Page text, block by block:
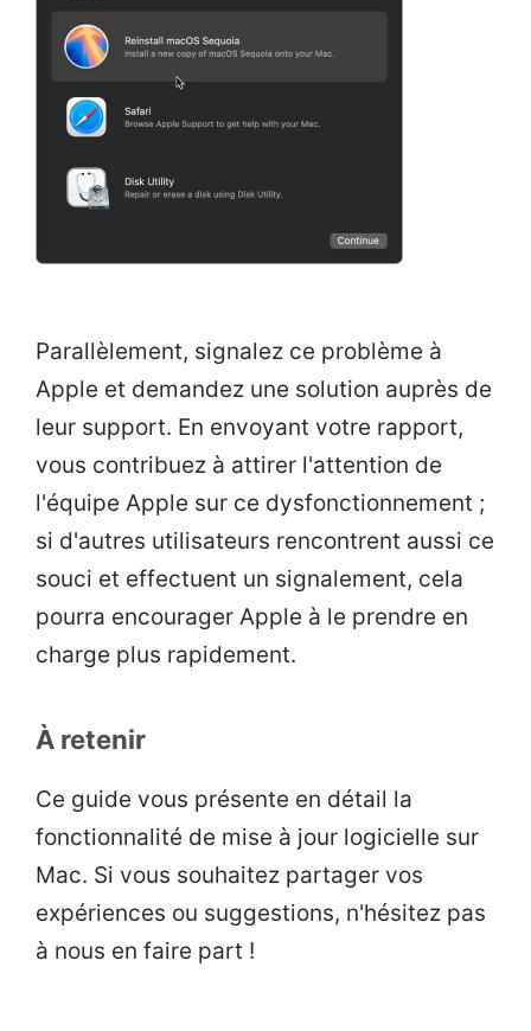
Parallèlement, signalez ce problème à
Apple et demandez une solution auprès de
leur support. En envoyant votre rapport,
vous contribuez à attirer l'attention de
l'équipe Apple sur ce dysfonctionnement ;
si d'autres utilisateurs rencontrent aussi ce
souci et effectuent un signalement, cela
pourra encourager Apple à le prendre en
charge plus rapidement.
À retenir
Ce guide vous présente en détail la
fonctionnalité de mise à jour logicielle sur
Mac. Si vous souhaitez partager vos
expériences ou suggestions, n'hésitez pas
à nous en faire part !